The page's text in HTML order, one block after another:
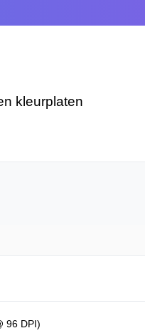
kleurplaten
96 DPI)